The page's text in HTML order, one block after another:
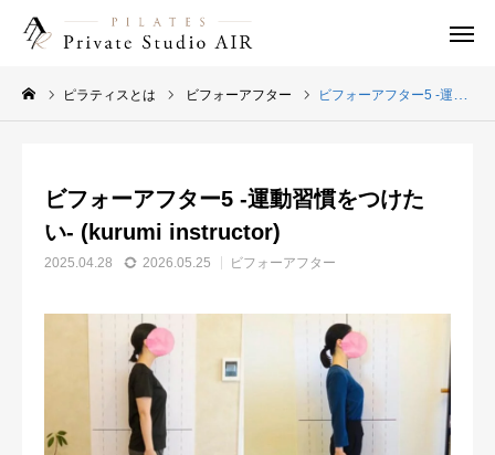
ピラティスとは ビフォーアフター ビフォーアフター5 -運動習慣をつけたい- (kurumi instructor)
ビフォーアフター5 -運動習慣をつけた
い- (kurumi instructor)
2025.04.28 2026.05.25 ビフォーアフター
WEB予約
求人案内 アクセス
はじめての方へ
ピラティスとは
インストラクター